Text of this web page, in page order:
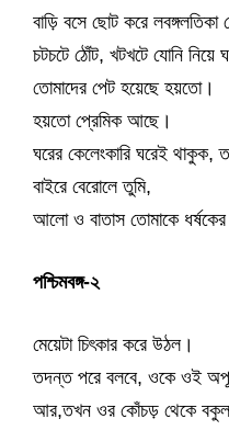
বাড়ি বসে ছোট করে
চটচটে ঠোঁট, খটখটে যোনি নিয়ে
তোমাদের পেট হয়েছে হয়তো।
হয়তো প্রেমিক আছে।
ঘরের কেলেংকারি ঘরেই থাকুক,
বাইরে বেরোলে তুমি,
আলো ও বাতাস তোমাকে ধর্ষকের
পশ্চিমবঙ্গ-২
মেয়েটা চিৎকার করে উঠল।
তদন্ত পরে বলবে, ওকে ওই
আর,তখন ওর কোঁচড় থেকে